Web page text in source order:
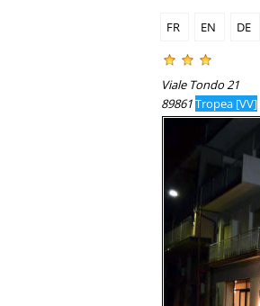
FR EN DE
Viale Tondo 21
89861Tropea [VV]